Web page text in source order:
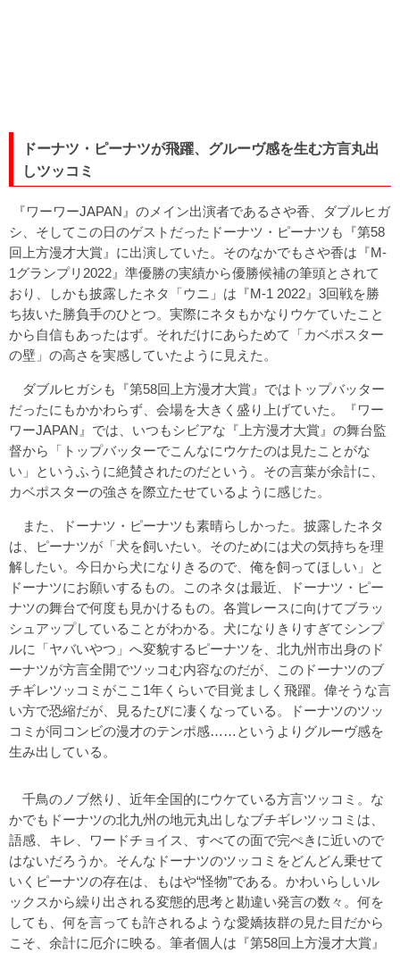
ドーナツ・ピーナツが飛躍、グルーヴ感を生む方言丸出
しツッコミ
『ワーワーJAPAN』のメイン出演者であるさや香、ダブルヒガ
シ、そしてこの日のゲストだったドーナツ・ピーナツも『第58
回上方漫才大賞』に出演していた。そのなかでもさや香は『M-
1グランプリ2022』準優勝の実績から優勝候補の筆頭とされて
おり、しかも披露したネタ「ウニ」は『M-1 2022』3回戦を勝
ち抜いた勝負手のひとつ。実際にネタもかなりウケていたこと
から自信もあったはず。それだけにあらためて「カベポスター
の壁」の高さを実感していたように見えた。
ダブルヒガシも『第58回上方漫才大賞』ではトップバッター
だったにもかかわらず、会場を大きく盛り上げていた。『ワー
ワーJAPAN』では、いつもシビアな『上方漫才大賞』の舞台監
督から「トップバッターでこんなにウケたのは見たことがな
い」というふうに絶賛されたのだという。その言葉が余計に、
カベポスターの強さを際立たせているように感じた。
また、ドーナツ・ピーナツも素晴らしかった。披露したネタ
は、ピーナツが「犬を飼いたい。そのためには犬の気持ちを理
解したい。今日から犬になりきるので、俺を飼ってほしい」と
ドーナツにお願いするもの。このネタは最近、ドーナツ・ピー
ナツの舞台で何度も見かけるもの。各賞レースに向けてブラッ
シュアップしていることがわかる。犬になりきりすぎてシンプ
ルに「ヤバいやつ」へ変貌するピーナツを、北九州市出身のド
ーナツが方言全開でツッコむ内容なのだが、このドーナツのブ
チギレツッコミがここ1年くらいで目覚ましく飛躍。偉そうな言
い方で恐縮だが、見るたびに凄くなっている。ドーナツのツッ
コミが同コンビの漫才のテンポ感……というよりグルーヴ感を
生み出している。
千鳥のノブ然り、近年全国的にウケている方言ツッコミ。な
かでもドーナツの北九州の地元丸出しなブチギレツッコミは、
語感、キレ、ワードチョイス、すべての面で完ぺきに近いので
はないだろうか。そんなドーナツのツッコミをどんどん乗せて
いくピーナツの存在は、もはや“怪物”である。かわいらしいル
ックスから繰り出される変態的思考と勘違い発言の数々。何を
しても、何を言っても許されるような愛嬌抜群の見た目だから
こそ、余計に厄介に映る。筆者個人は『第58回上方漫才大賞』